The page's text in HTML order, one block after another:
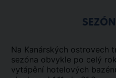
Na Kanárských ostrovech
sezóna obvykle po celý
vytápění hotelových